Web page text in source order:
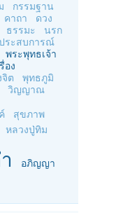
กรรมฐาน
คาถา
ดวง
ธรรมะ
นรก
ระสบการณ์
พระพุทธเจ้า
อง
ต
พุทธภูมิ
วิญญาณ
สุขภาพ
หลวงปู่ทิม
อภิญญา